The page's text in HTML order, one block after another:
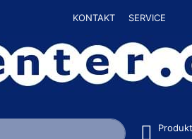
KONTAKT SERVICE
automatisch erste